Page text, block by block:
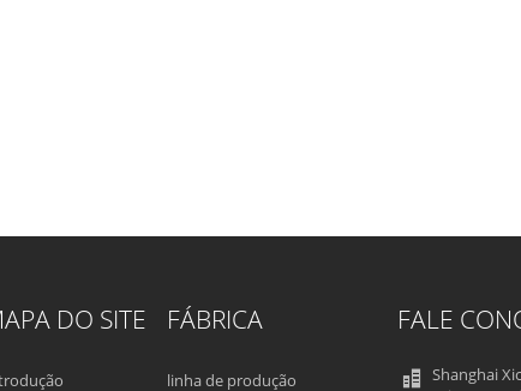
DO SITE FÁBRICA
linha de produção
FALE
Shanghai